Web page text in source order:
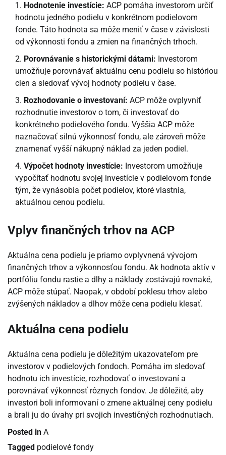
Hodnotenie investície: ACP pomáha investorom určiť
hodnotu jedného podielu v konkrétnom podielovom
fonde. Táto hodnota sa môže meniť v čase v závislosti
od výkonnosti fondu a zmien na finančných trhoch.
Porovnávanie s historickými dátami: Investorom
umožňuje porovnávať aktuálnu cenu podielu so históriou
cien a sledovať vývoj hodnoty podielu v čase.
Rozhodovanie o investovaní: ACP môže ovplyvniť
rozhodnutie investorov o tom, či investovať do
konkrétneho podielového fondu. Vyššia ACP môže
naznačovať silnú výkonnosť fondu, ale zároveň môže
znamenať vyšší nákupný náklad za jeden podiel.
Výpočet hodnoty investície: Investorom umožňuje
vypočítať hodnotu svojej investície v podielovom fonde
tým, že vynásobia počet podielov, ktoré vlastnia,
aktuálnou cenou podielu.
Vplyv finančných trhov na ACP
Aktuálna cena podielu je priamo ovplyvnená vývojom
finančných trhov a výkonnosťou fondu. Ak hodnota aktív v
portfóliu fondu rastie a dlhy a náklady zostávajú rovnaké,
ACP môže stúpať. Naopak, v období poklesu trhov alebo
zvýšených nákladov a dlhov môže cena podielu klesať.
Aktuálna cena podielu
Aktuálna cena podielu je dôležitým ukazovateľom pre
investorov v podielových fondoch. Pomáha im sledovať
hodnotu ich investície, rozhodovať o investovaní a
porovnávať výkonnosť rôznych fondov. Je dôležité, aby
investori boli informovaní o zmene aktuálnej ceny podielu
a brali ju do úvahy pri svojich investičných rozhodnutiach.
Posted in A
Tagged podielové fondy